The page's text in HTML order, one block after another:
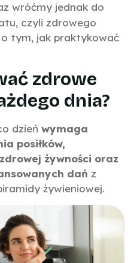
wróćmy jednak do
czyli zdrowego
tym, jak praktykować
zdrowe
dnia?
dzień wymaga
posiłków,
żywności oraz
dań z
żywieniowej.